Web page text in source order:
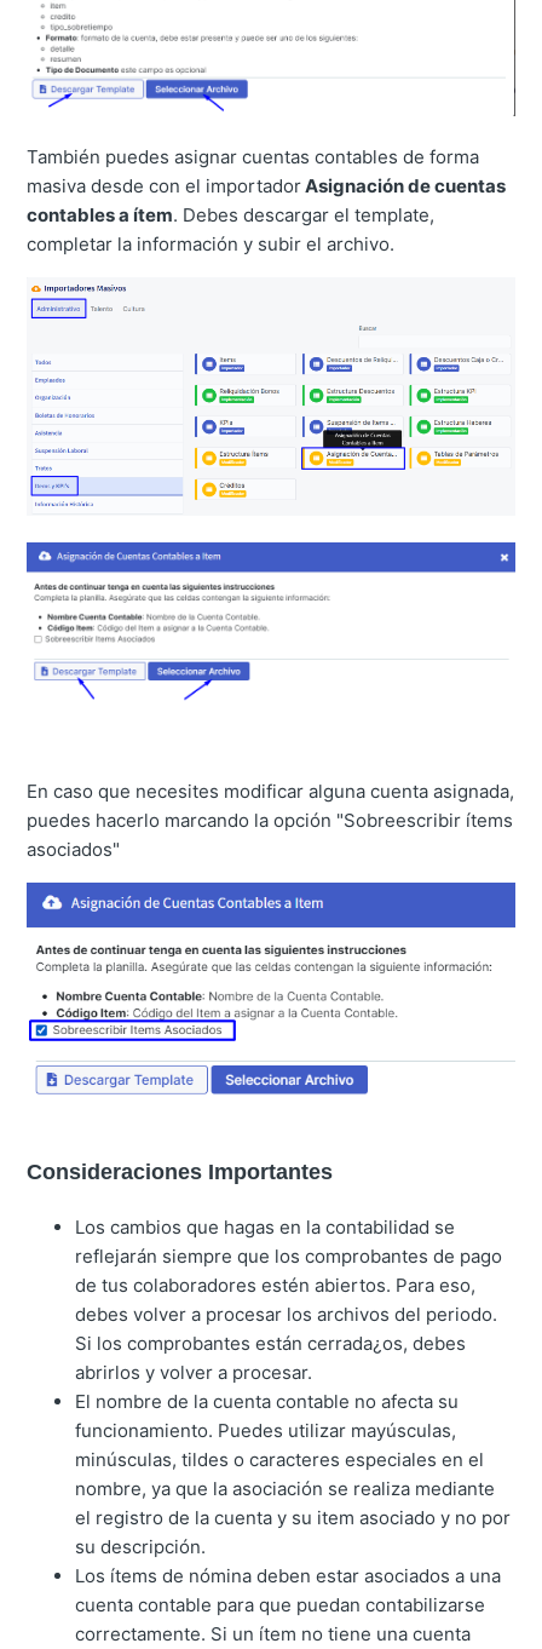
También puedes asignar cuentas contables de forma
masiva desde con el importadorAsignación de cuentas
contables a ítem. Debes descargar el template,
completar la información y subir el archivo.
En caso que necesites modificar alguna cuenta asignada,
puedes hacerlo marcando la opción "Sobreescribir ítems
asociados"
Consideraciones Importantes
Los cambios que hagas en la contabilidad se
reflejarán siempre que los comprobantes de pago
de tus colaboradores estén abiertos. Para eso,
debes volver a procesar los archivos del periodo.
Si los comprobantes están cerrada¿os, debes
abrirlos y volver a procesar.
El nombre de la cuenta contable no afecta su
funcionamiento. Puedes utilizar mayúsculas,
minúsculas, tildes o caracteres especiales en el
nombre, ya que la asociación se realiza mediante
el registro de la cuenta y su item asociado y no por
su descripción.
Los ítems de nómina deben estar asociados a una
cuenta contable para que puedan contabilizarse
correctamente. Si un ítem no tiene una cuenta